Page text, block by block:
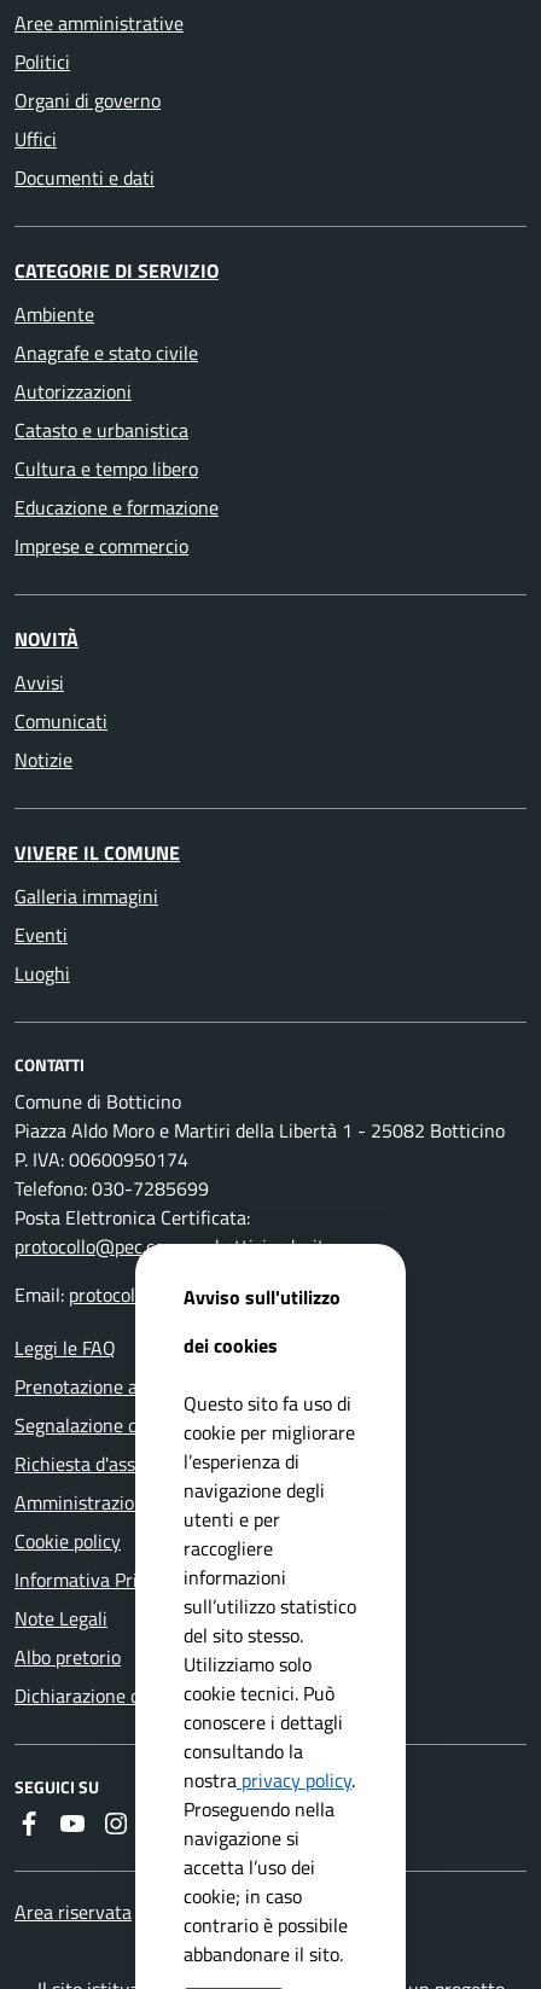
Aree amministrative
Politici
Organi di governo
Uffici
Documenti e dati
CATEGORIE DI SERVIZIO
Ambiente
Anagrafe e stato civile
Autorizzazioni
Catasto e urbanistica
Cultura e tempo libero
Educazione e formazione
Imprese e commercio
NOVITÀ
Avvisi
Comunicati
Notizie
VIVERE IL COMUNE
Galleria immagini
Eventi
Luoghi
CONTATTI
Comune di Botticino
Piazza Aldo Moro e Martiri della Libertà 1 - 25082 Botticino
P. IVA: 00600950174
Telefono: 030-7285699
Posta Elettronica Certificata:
protocollo@pec.comune.botticino.bs.it
Email: protocollo@comune.botticino.bs.it
Leggi le FAQ
Prenotazione appuntamento
Segnalazione disservizio
Richiesta d'assistenza
Amministrazione trasparente
Cookie policy
Informativa Privacy
Note Legali
Albo pretorio
Dichiarazione di accessibilità
SEGUICI SU
Faceboook
YoutubeInstagram
RSS
Area riservata
Avviso sull'utilizzo
dei cookies
Questo sito fa uso di
cookie per migliorare
l’esperienza di
navigazione degli
utenti e per
raccogliere
informazioni
sull’utilizzo statistico
del sito stesso.
Utilizziamo solo
cookie tecnici. Può
conoscere i dettagli
consultando la
nostra privacy policy.
Proseguendo nella
navigazione si
accetta l’uso dei
cookie; in caso
contrario è possibile
abbandonare il sito.